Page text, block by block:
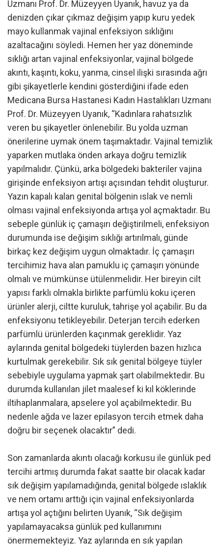
Uzmanı Prof. Dr. Müzeyyen Uyanık, havuz ya da
denizden çıkar çıkmaz değişim yapıp kuru yedek
mayo kullanmak vajinal enfeksiyon sıklığını
azaltacağını söyledi. Hemen her yaz döneminde
sıklığı artan vajinal enfeksiyonlar, vajinal bölgede
akıntı, kaşıntı, koku, yanma, cinsel ilişki sırasında ağrı
gibi şikayetlerle kendini gösterdiğini ifade eden
Medicana Bursa Hastanesi Kadın Hastalıkları Uzmanı
Prof. Dr. Müzeyyen Uyanık, “Kadınlara rahatsızlık
veren bu şikayetler önlenebilir. Bu yolda uzman
önerilerine uymak önem taşımaktadır. Vajinal temizlik
yaparken mutlaka önden arkaya doğru temizlik
yapılmalıdır. Çünkü, arka bölgedeki bakteriler vajina
girişinde enfeksiyon artışı açısından tehdit oluşturur.
Yazın kapalı kalan genital bölgenin ıslak ve nemli
olması vajinal enfeksiyonda artışa yol açmaktadır. Bu
sebeple günlük iç çamaşırı değiştirilmeli, enfeksiyon
durumunda ise değişim sıklığı artırılmalı, günde
birkaç kez değişim uygun olmaktadır. İç çamaşırı
tercihimiz hava alan pamuklu iç çamaşırı yönünde
olmalı ve mümkünse ütülenmelidir. Her bireyin cilt
yapısı farklı olmakla birlikte parfümlü koku içeren
ürünler alerji, ciltte kuruluk, tahrişe yol açabilir. Bu da
enfeksiyonu tetikleyebilir. Deterjan tercih ederken
parfümlü ürünlerden kaçınmak gereklidir. Yaz
aylarında genital bölgedeki tüylerden bazen hızlıca
kurtulmak gerekebilir. Sık sık genital bölgeye tüyler
sebebiyle uygulama yapmak şart olabilmektedir. Bu
durumda kullanılan jilet maalesef ki kıl köklerinde
iltihaplanmalara, apselere yol açabilmektedir. Bu
nedenle ağda ve lazer epilasyon tercih etmek daha
doğru bir seçenek olacaktır” dedi.
Son zamanlarda akıntı olacağı korkusu ile günlük ped
tercihi artmış durumda fakat saatte bir olacak kadar
sık değişim yapılamadığında, genital bölgede ıslaklık
ve nem ortamı arttığı için vajinal enfeksiyonlarda
artışa yol açtığını belirten Uyanık, “Sık değişim
yapılamayacaksa günlük ped kullanımını
önermemekteyiz. Yaz aylarında en sık yapılan